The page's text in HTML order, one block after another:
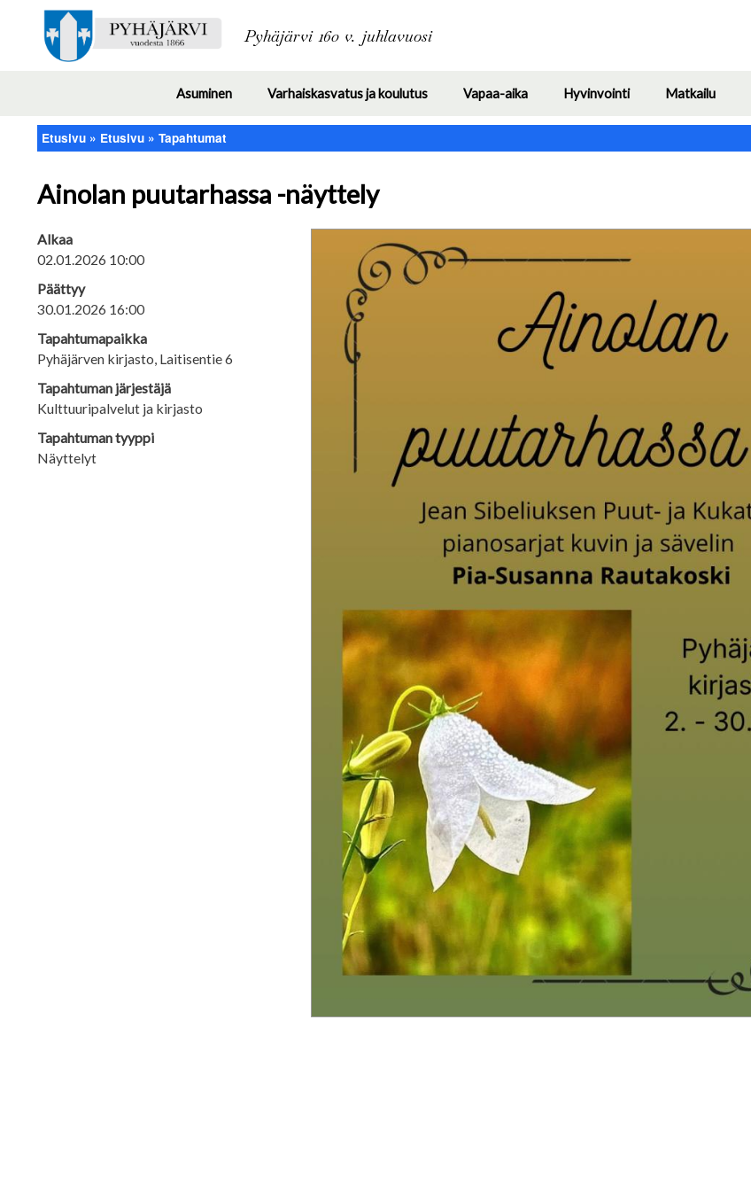
Pyhäjärvi 160 v. juhlavuosi
Asuminen
Toggle
Varhaiskasvatus ja koulutus
Toggle
Vapaa-aika
Toggle
Hyvinvointi
Toggle
Matkailu
Murupolku
Etusivu Etusivu Tapahtumat
Ainolan puutarhassa -näyttely
Alkaa
02.01.2026 10:00
Päättyy
30.01.2026 16:00
Tapahtumapaikka
Pyhäjärven kirjasto, Laitisentie 6
Tapahtuman järjestäjä
Kulttuuripalvelut ja kirjasto
Tapahtuman tyyppi
Näyttelyt